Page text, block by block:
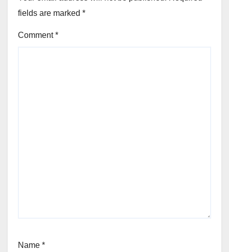
fields are marked *
Comment*
Name *